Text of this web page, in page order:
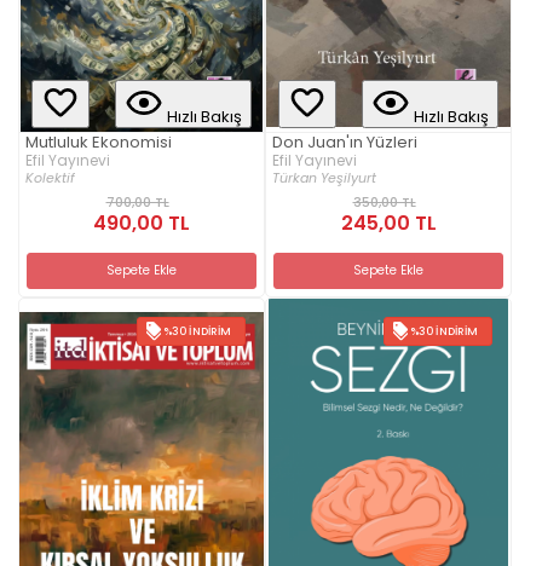
Hızlı Bakış
Mutluluk Ekonomisi
Efil Yayınevi
Kolektif
700,00 TL
490,00 TL
Sepete Ekle
Hızlı Bakış
Don Juan'ın Yüzleri
Efil Yayınevi
Türkan Yeşilyurt
350,00 TL
245,00 TL
Sepete Ekle
%30 İNDIRIM %30 İNDIRIM